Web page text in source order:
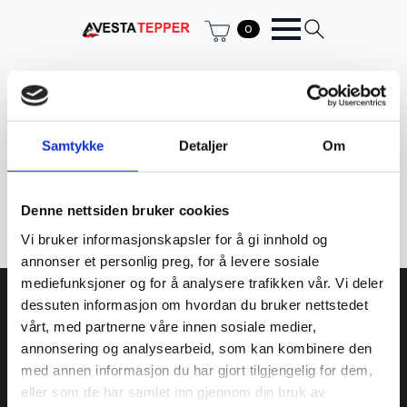
Samtykke Detaljer Om
Denne nettsiden bruker cookies
Vi bruker informasjonskapsler for å gi innhold og
annonser et personlig preg, for å levere sosiale
mediefunksjoner og for å analysere trafikken vår. Vi deler
dessuten informasjon om hvordan du bruker nettstedet
vårt, med partnerne våre innen sosiale medier,
annonsering og analysearbeid, som kan kombinere den
med annen informasjon du har gjort tilgjengelig for dem,
eller som de har samlet inn gjennom din bruk av
0
Hjem 250.000 - 300.000 / m
250.000 - 300.000 / m
Filter
Avesta tepper AS
934 373 359 MVA
Kjøpmannsgata 23